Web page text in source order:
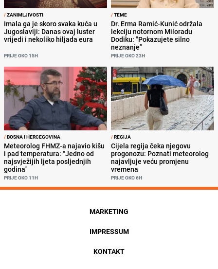
/ZANIMLJIVOSTI
Imala ga je skoro svaka kuća u
Jugoslaviji: Danas ovaj luster
vrijedi i nekoliko hiljada eura
PRIJE OKO 15H
/TEME
Dr. Erma Ramić-Kunić održala
lekciju notornom Miloradu
Dodiku: "Pokazujete silno
neznanje"
PRIJE OKO 23H
/BOSNA I HERCEGOVINA
Meteorolog FHMZ-a najavio kišu
i pad temperatura: "Jedno od
najsvježijih ljeta posljednjih
godina"
PRIJE OKO 11H
/REGIJA
Cijela regija čeka njegovu
progonozu: Poznati meteorolog
najavljuje veću promjenu
vremena
PRIJE OKO 6H
MARKETING
IMPRESSUM
KONTAKT